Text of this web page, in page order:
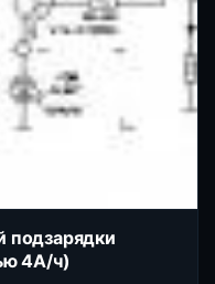
подзарядки
4А/ч)